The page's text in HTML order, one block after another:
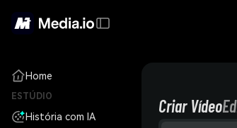
Home
ESTÚDIO
História com IA
Criar Vídeo